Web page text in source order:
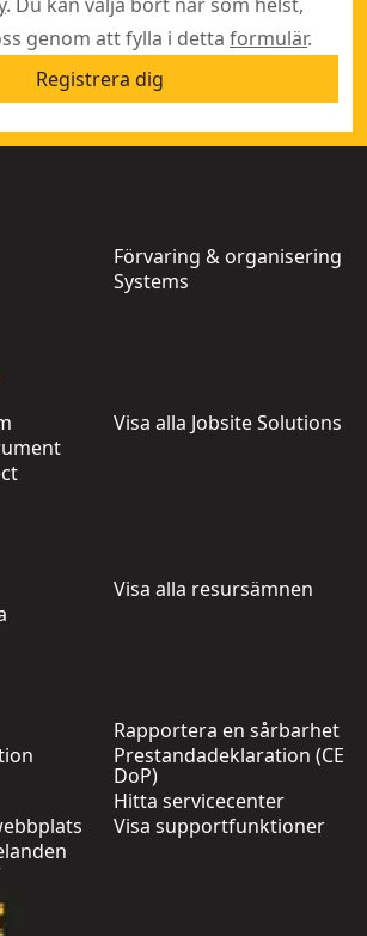
genom att fylla i detta formulär.
Registrera dig
Förvaring & organisering
Systems
Visa alla Jobsite Solutions
Visa alla resursämnen
Rapportera en sårbarhet
Prestandadeklaration (CE
DoP)
Hitta servicecenter
Visa supportfunktioner